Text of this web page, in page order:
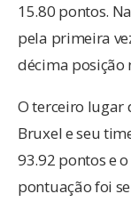
15.80 pontos.
pela primeira
décima posição
O terceiro lugar
Bruxel e seu
93.92 pontos e
pontuação foi